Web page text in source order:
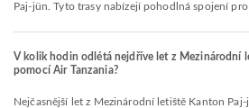
Paj-jün. Tyto trasy nabízejí pohodlná spojení pro
V kolik hodin odlétá nejdříve let z Mezinárodní
pomocí Air Tanzania?
Nejčasnější let z Mezinárodní letiště Kanton Paj-jün se společností Air